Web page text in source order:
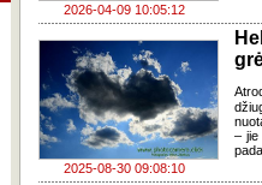
2026-04-09 10:05:12
2025-08-30 09:08:10
– jie